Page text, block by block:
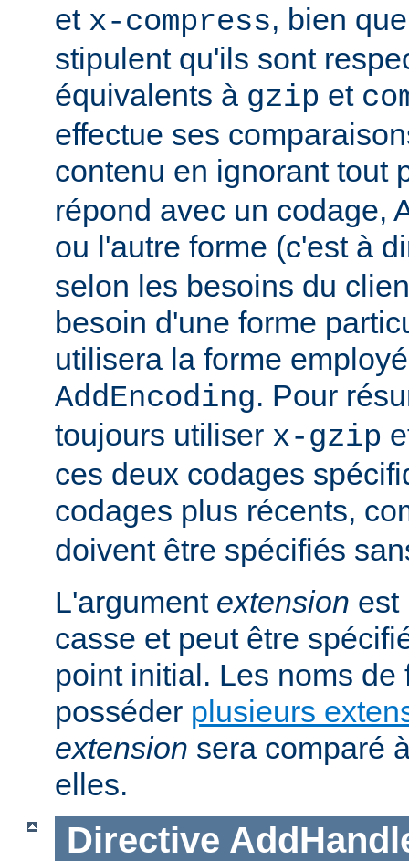
et x-compress, bien
stipulent qu'ils sont
équivalents à gzip et
effectue ses
contenu en ignorant tout
répond avec un codage,
ou l'autre forme (c'est à
selon les besoins du
besoin d'une forme
utilisera la forme
AddEncoding. Pour
toujours utiliser x-gzip
ces deux codages
codages plus récents,
doivent être spécifiés
L'argument extension est
casse et peut être
point initial. Les noms de
posséder plusieurs
extension sera comparé
elles.
Directive